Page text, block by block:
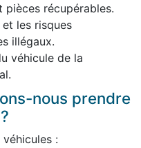
pièces récupérables.
les risques
illégaux.
véhicule de la
nous prendre
: